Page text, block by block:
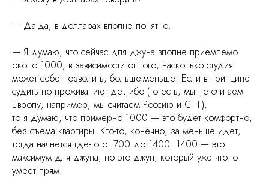
— Да-да, в долларах вполне понятно.
— Я думаю, что сейчас для джуна вполне приемлемо
около 1000, в зависимости от того, насколько студия
может себе позволить, больше-меньше. Если в принципе
судить по проживанию где-либо (то есть, мы не считаем
Европу, например, мы считаем Россию и СНГ),
то я думаю, что примерно 1000 — это будет комфортно,
без съема квартиры. Кто-то, конечно, за меньше идет,
тогда начнется где-то от 700 до 1400. 1400 — это
максимум для джуна, но это джун, который уже что-то
умеет прям.